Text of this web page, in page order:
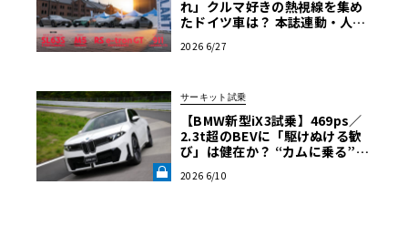
れ」クルマ好きの熱視線を集め
たドイツ車は？ 本誌連動・人気
ズミート2026横浜】
2026 6/27
サーキット試乗
【BMW新型iX3試乗】469ps／
2.3t超のBEVに「駆けぬける歓
び」は健在か？ “カムに乗る”官
NT LAB》
2026 6/10